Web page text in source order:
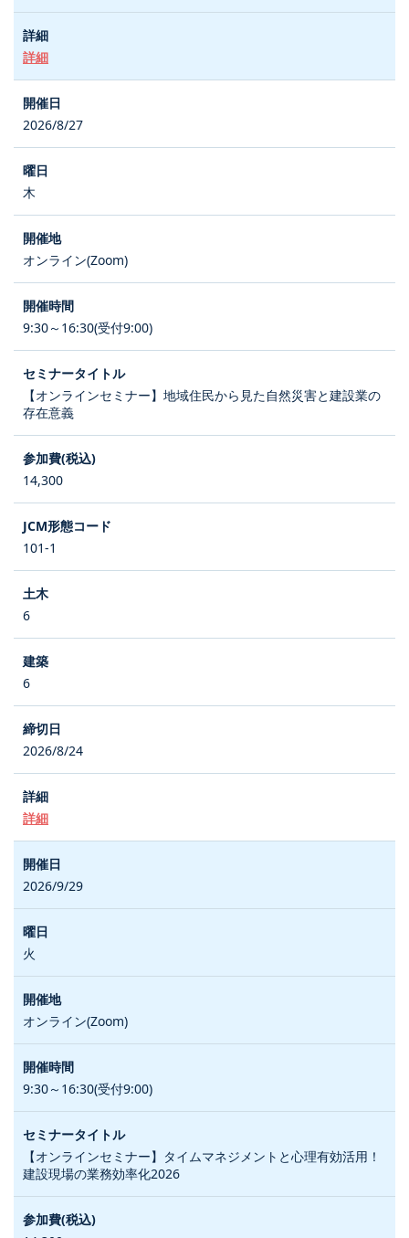
詳細
2026/8/27
木
オンライン(Zoom)
9:30～16:30(受付9:00)
【オンラインセミナー】地域住民から見た自然災害と建設業の
存在意義
14,300
101-1
6
6
2026/8/24
詳細
2026/9/29
火
オンライン(Zoom)
9:30～16:30(受付9:00)
【オンラインセミナー】タイムマネジメントと心理有効活用！
建設現場の業務効率化2026